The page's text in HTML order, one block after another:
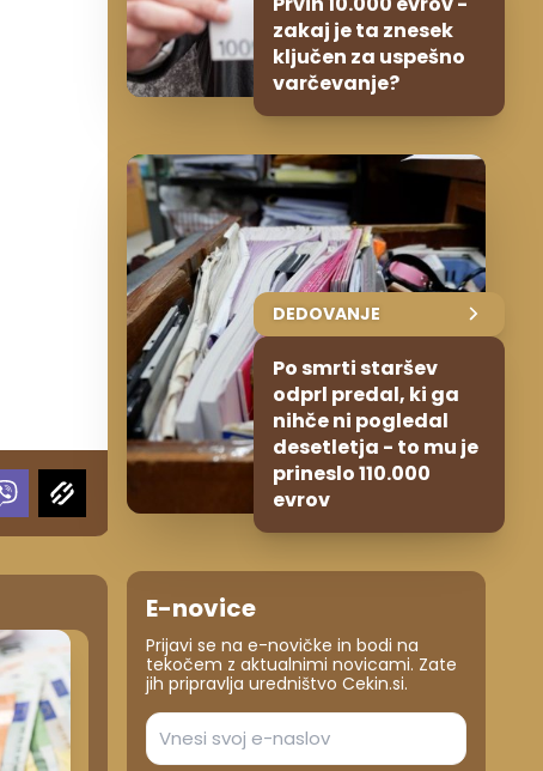
zakaj je ta znesek
ključen za uspešno
varčevanje?
DEDOVANJE
Po smrti staršev
odprl predal, ki ga
nihče ni pogledal
desetletja - to mu je
prineslo 110.000
evrov
E-novice
Prijavi se na e-novičke in bodi na
tekočem z aktualnimi novicami. Zate
jih pripravlja uredništvo Cekin.si.